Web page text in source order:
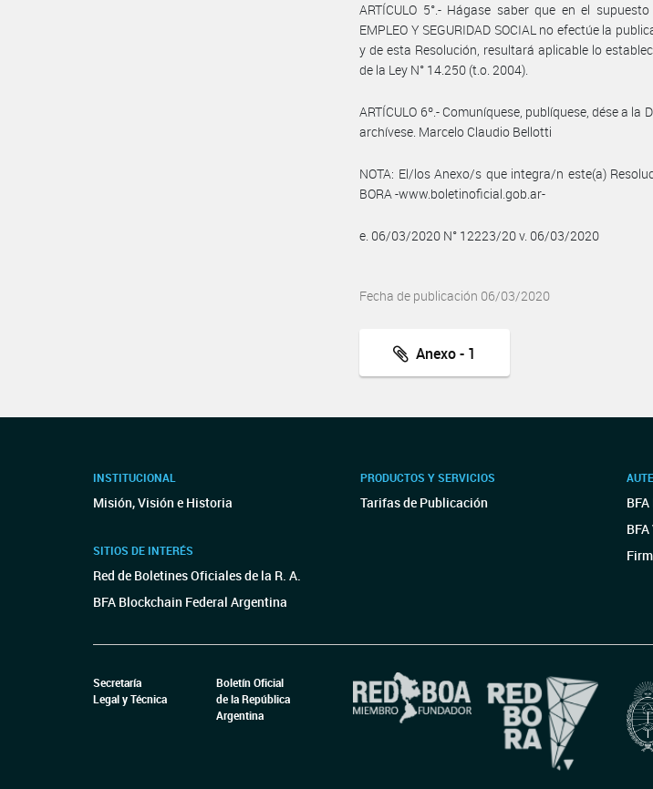
ARTÍCULO 5°.- Hágase saber que en el
EMPLEO Y SEGURIDAD SOCIAL no efectúe la
y de esta Resolución, resultará aplicable lo
de la Ley N° 14.250 (t.o. 2004).
ARTÍCULO 6º.- Comuníquese, publíquese, dése a
archívese. Marcelo Claudio Bellotti
NOTA: El/los Anexo/s que integra/n este(a)
BORA -www.boletinoficial.gob.ar-
e. 06/03/2020 N° 12223/20 v. 06/03/2020
Fecha de publicación 06/03/2020
Anexo - 1
INSTITUCIONAL
Misión, Visión e Historia
SITIOS DE INTERÉS
Red de Boletines Oficiales de la R. A.
BFA Blockchain Federal Argentina
PRODUCTOS Y SERVICIOS
Tarifas de Publicación
Secretaría
Legal y Técnica
Boletín Oficial
de la República
Argentina